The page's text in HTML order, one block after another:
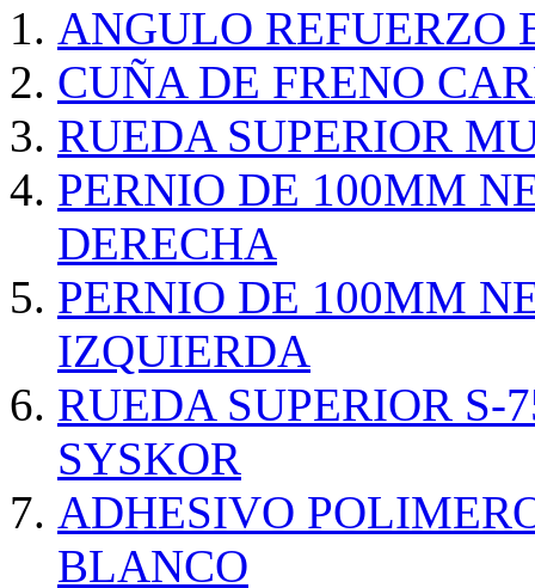
ANGULO REFUERZO
CUÑA DE FRENO
RUEDA SUPERIOR
PERNIO DE 100MM
DERECHA
PERNIO DE 100MM
IZQUIERDA
RUEDA SUPERIOR S-
SYSKOR
ADHESIVO
BLANCO